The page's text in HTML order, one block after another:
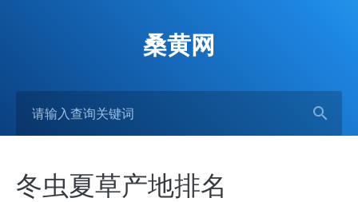
桑黄网
冬虫夏草产地排名